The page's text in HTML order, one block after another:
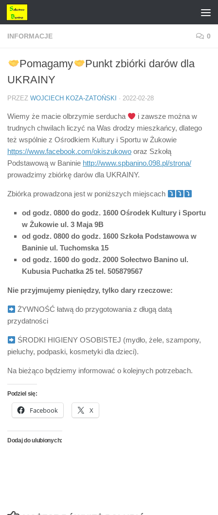
Przejdź do treści
INFORMACJE 0
Pomagamy
Punkt zbiórki darów dla
UKRAINY
PRZEZ WOJCIECH KOZA-ZATOŃSKI · 2022-02-28
Wiemy że macie olbrzymie serducha
i zawsze można w
trudnych chwilach liczyć na Was drodzy mieszkańcy, dlatego
też wspólnie z Ośrodkiem Kultury i Sportu w Żukowie
https://www.facebook.com/okiszukowo oraz Szkołą
Podstawową w Baninie http://www.spbanino.098.pl/strona/
prowadzimy zbiórkę darów dla UKRAINY.
Zbiórka prowadzona jest w poniższych miejscach
od godz. 0800 do godz. 1600 Ośrodek Kultury i Sportu
w Żukowie ul. 3 Maja 9B
od godz. 0800 do godz. 1600 Szkoła Podstawowa w
Baninie ul. Tuchomska 15
od godz. 1600 do godz. 2000 Sołectwo Banino ul.
Kubusia Puchatka 25 tel. 505879567
Nie przyjmujemy pieniędzy, tylko dary rzeczowe:
ŻYWNOŚĆ łatwą do przygotowania z długą datą
przydatności
ŚRODKI HIGIENY OSOBISTEJ (mydło, żele, szampony,
pieluchy, podpaski, kosmetyki dla dzieci).
Na bieżąco będziemy informować o kolejnych potrzebach.
Podziel się:
Facebook X
Dodaj do ulubionych: